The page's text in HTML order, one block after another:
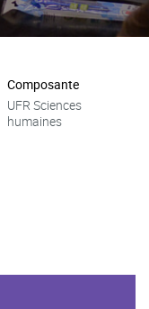
Composante
UFR Sciences
humaines